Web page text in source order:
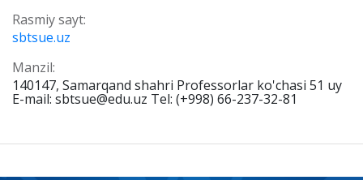
Rasmiy sayt:
sbtsue.uz
Manzil:
140147, Samarqand shahri Professorlar ko'chasi 51 uy
E-mail: sbtsue@edu.uz Tel: (+998) 66-237-32-81